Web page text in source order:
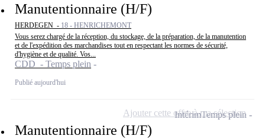
Manutentionnaire (H/F)
HERDEGEN - 18 - HENRICHEMONT
Vous serez chargé de la réception, du stockage, de la préparation, de la manutention
et de l'expédition des marchandises tout en respectant les normes de sécurité,
d'hygiène et de qualité. Vos...
CDD - Temps plein
Publié aujourd'hui
Manutentionnaire (H/F)
IntérimTemps plein
Ajouter cette offre à ma sélection